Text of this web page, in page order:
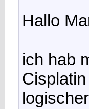
Hallo
ich hab